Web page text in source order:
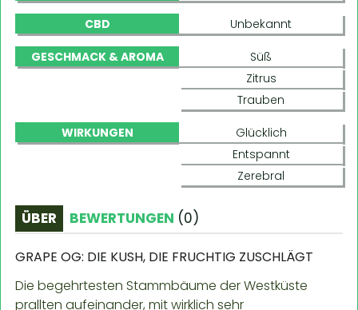
CBD Unbekannt
GESCHMACK & AROMA
Süß
Zitrus
Trauben
WIRKUNGEN
Glücklich
Entspannt
Zerebral
ÜBER BEWERTUNGEN (0)
GRAPE OG: DIE KUSH, DIE FRUCHTIG ZUSCHLÄGT
Die begehrtesten Stammbäume der Westküste
prallten aufeinander, mit wirklich sehr